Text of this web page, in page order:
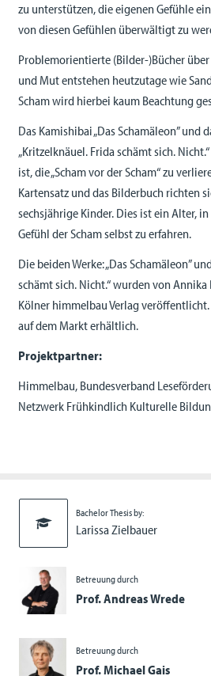
Bachelor Thesis by:
Larissa Zielbauer
Betreuung durch
Prof. Andreas Wrede
Betreuung durch
Prof. Michael Gais
zu unterstützen, die eigenen Gefühle
von diesen Gefühlen überwältigt zu
Problemorientierte (Bilder-)Bücher
und Mut entstehen heutzutage wie
Scham wird hierbei kaum Beachtung
Das Kamishibai „Das Schamäleon” und
„Kritzelknäuel. Frida schämt sich.
ist, die „Scham vor der Scham“ zu
Kartensatz und das Bilderbuch richten
sechsjährige Kinder. Dies ist ein Alter,
Gefühl der Scham selbst zu erfahren.
Die beiden Werke: „Das Schamäleon”
schämt sich. Nicht.“ wurden von
Kölner himmelbau Verlag
auf dem Markt erhältlich.
Projektpartner:
Himmelbau, Bundesverband
Netzwerk Frühkindlich Kulturelle